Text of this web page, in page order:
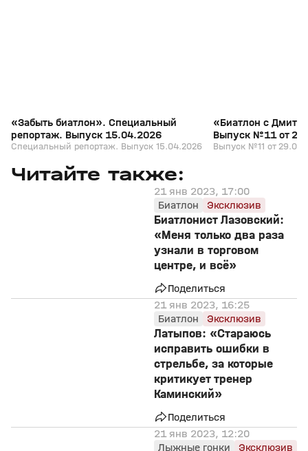
«Забыть биатлон». Специальный
репортаж. Выпуск 15.04.2026
Специальный репортаж. Выпуск 15.04.2026
«Биатлон с
Выпуск №11 от
Выпуск №11 от
Читайте также:
21 янв 2023, 17:00
Биатлон
Эксклюзив
Биатлонист Лазовский:
«Меня только два раза
узнали в торговом
центре, и всё»
Поделиться
21 янв 2023, 16:25
Биатлон
Эксклюзив
Латыпов: «Стараюсь
исправить ошибки в
стрельбе, за которые
критикует тренер
Каминский»
Поделиться
21 янв 2023, 12:20
Лыжные гонки
Эксклюзив